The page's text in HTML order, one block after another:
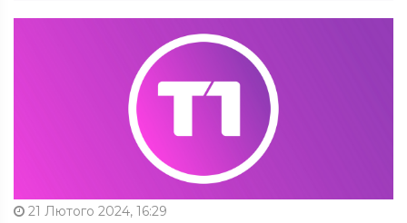
21 Лютого 2024, 16:29